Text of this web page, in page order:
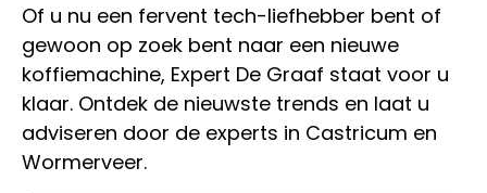
Of u nu een fervent tech-liefhebber bent of
gewoon op zoek bent naar een nieuwe
koffiemachine, Expert De Graaf staat voor u
klaar. Ontdek de nieuwste trends en laat u
adviseren door de experts in Castricum en
Wormerveer.